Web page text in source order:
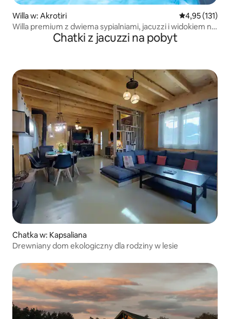
Willa w: Akrotiri Średnia
4,95 (131)
Willa premium z dwiema sypialniami, jacuzzi i widokiem na
Chatki z jacuzzi na pobyt
Chatka w: Kapsaliana
Drewniany dom ekologiczny dla rodziny w lesie